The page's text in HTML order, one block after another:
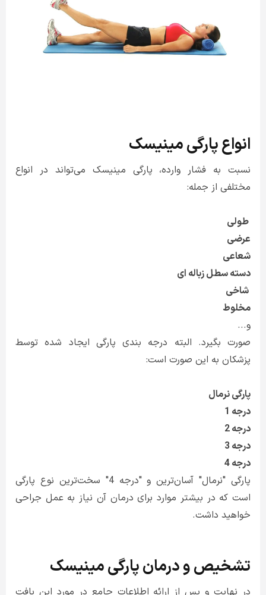
انواع پارگی مینیسک
نسبت به فشار وارده، پارگی مینیسک می‌تواند در انواع
مختلفی از جمله:
طولی
عرضی
شعاعی
دسته سطل زباله ای
شاخی
مخلوط
و...
صورت بگیرد. البته درجه بندی پارگی ایجاد شده توسط
پزشکان به این صورت است:
پارگی نرمال
درجه 1
درجه 2
درجه 3
درجه 4
پارگی "نرمال" آسان‌ترین و "درجه 4" سخت‌ترین نوع پارگی
است که در بیشتر موارد برای درمان آن نیاز به عمل جراحی
خواهید داشت.
تشخیص و درمان پارگی مینیسک
در نهایت و پس از ارائه اطلاعات جامع در مورد این بافت